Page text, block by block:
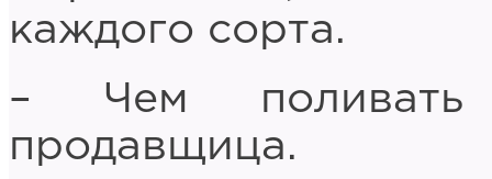
каждого сорта.
– Чем
продавщица.